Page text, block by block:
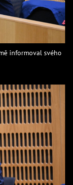
informoval svého